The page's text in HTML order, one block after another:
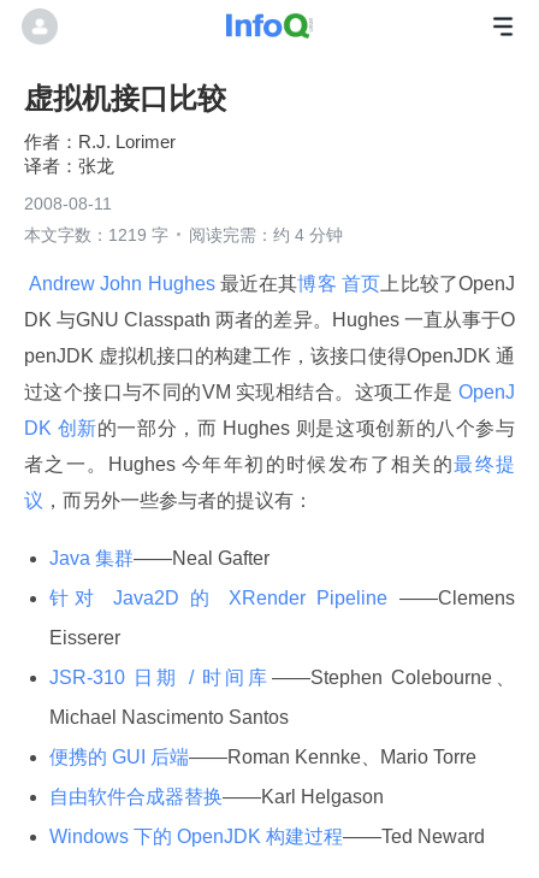
虚拟机接口比较
R.J. Lorimer
张龙
2008-08-11
本文字数：1219 字
阅读完需：约 4 分钟
Andrew John Hughes 最近在其博客 首页 上比较了OpenJ
DK 与GNU Classpath 两者的差异。Hughes 一直从事于O
penJDK 虚拟机接口的构建工作，该接口使得OpenJDK 通
过这个接口与不同的VM 实现相结合。这项工作是 OpenJ
DK 创新的一部分，而 Hughes 则是这项创新的八个参与
者之一。Hughes 今年年初的时候发布了相关的最终提
议 ，而另外一些参与者的提议有：
Java 集群——Neal Gafter
针对 Java2D 的 XRender Pipeline ——Clemens
Eisserer
JSR-310 日期 / 时间库 ——Stephen Colebourne、
Michael Nascimento Santos
便携的 GUI 后端——Roman Kennke、Mario Torre
自由软件合成器替换——Karl Helgason
Windows 下的 OpenJDK 构建过程——Ted Neward